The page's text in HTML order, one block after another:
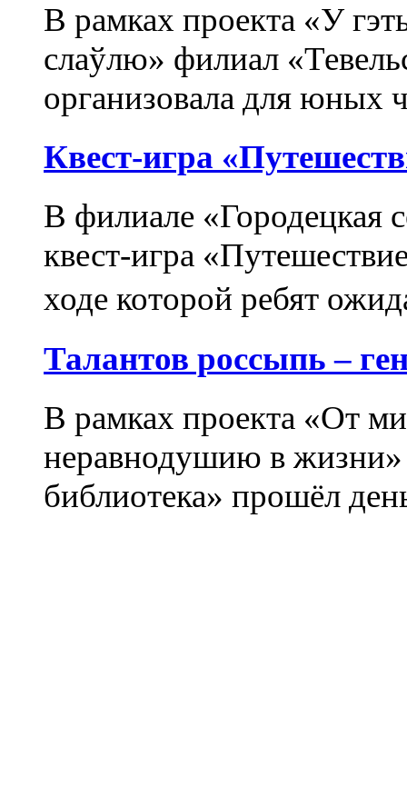
В рамках проекта «У
слаўлю» филиал
организовала для юных
Квест-игра
В филиале «Городецкая
квест-игра
ходе которой ребят
Талантов россыпь –
В рамках проекта «От
неравнодушию в жизни»
библиотека» прошёл